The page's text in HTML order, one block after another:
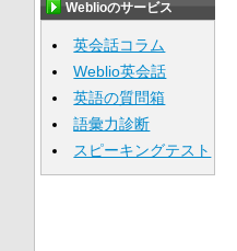
Weblioのサービス
英会話コラム
Weblio英会話
英語の質問箱
語彙力診断
スピーキングテスト